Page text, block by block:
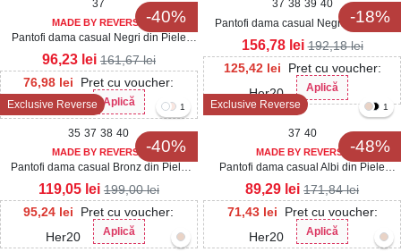
-40%
37
MADE BY REVERSE
Pantofi dama casual Negri din Piele
Ecologica Lacuita Dalina3
76,98 lei
Pret cu voucher:
Her20
Aplică
96,23 lei 161,67lei
-18%
37 38 39 40
Pantofi dama casual Negri din Piele
Ecologica Lacuita Mirana3
125,42 lei
Pret cu voucher:
Her20
Aplică
156,78 lei 192,18lei
Exclusive Reverse
-40%
1
35 37 38 40
MADE BY REVERSE
Pantofi dama casual Bronz din Piele
Ecologica Penny
95,24 lei
Pret cu voucher:
Her20
Aplică
119,05 lei 199,00lei
Exclusive Reverse
-48%
1
37 40
MADE BY REVERSE
Pantofi dama casual Albi din Piele
Ecologica Diona
71,43 lei
Pret cu voucher:
Her20
Aplică
89,29 lei 171,84lei